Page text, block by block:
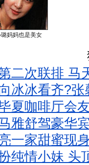
妈妈也是美女
二次联排 马
冰冰看齐?
夏咖啡厅会
雅舒驾豪华
一家甜蜜现
纯情小妹 头